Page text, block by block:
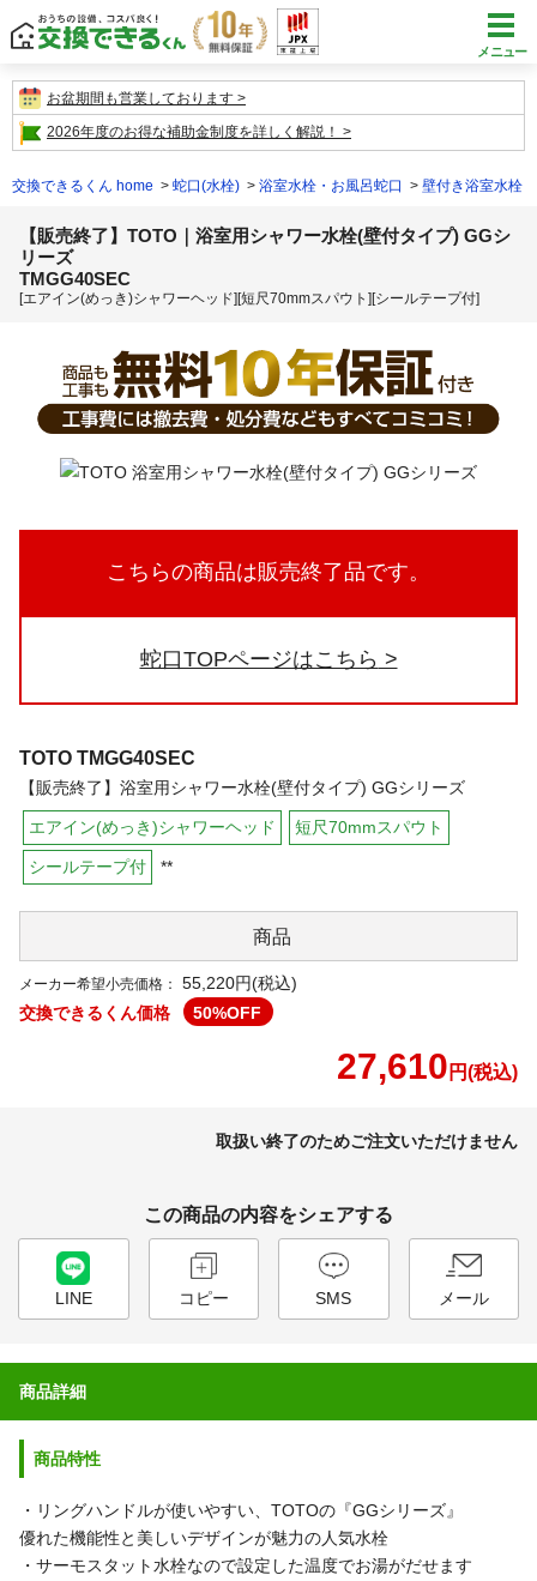
メニュー
お盆期間も営業しております
2026年度のお得な補助金制度を詳しく解説！
交換できるくん home 蛇口(水栓) 浴室水栓・お風呂蛇口 壁付き浴室水栓
【販売終了】TOTO｜浴室用シャワー水栓(壁付タイプ) GGシ
リーズ
TMGG40SEC
[エアイン(めっき)シャワーヘッド][短尺70mmスパウト][シールテープ付]
こちらの商品は販売終了品です。
蛇口TOPページはこちら
TOTO TMGG40SEC
【販売終了】浴室用シャワー水栓(壁付タイプ) GGシリーズ
エアイン(めっき)シャワーヘッド 短尺70mmスパウト
シールテープ付 **
商品
メーカー希望小売価格：
55,220円(税込)
交換できるくん価格
50%OFF
27,610 円(税込)
取扱い終了のためご注文いただけません
この商品の内容をシェアする
LINE コピー SMS メール
商品詳細
商品特性
・リングハンドルが使いやすい、TOTOの『GGシリーズ』
優れた機能性と美しいデザインが魅力の人気水栓
・サーモスタット水栓なので設定した温度でお湯がだせます